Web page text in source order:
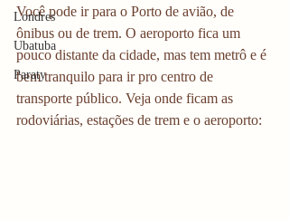
Londres
Ubatuba
Paraty
Você pode ir para o Porto de avião, de
ônibus ou de trem. O aeroporto fica um
pouco distante da cidade, mas tem metrô e é
bem tranquilo para ir pro centro de
transporte público. Veja onde ficam as
rodoviárias, estações de trem e o aeroporto: